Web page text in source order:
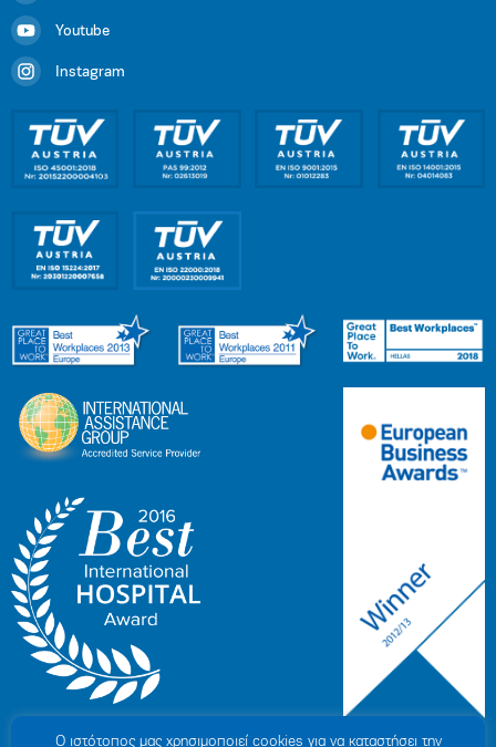
Youtube
Instagram
Ο ιστότοπoς μας χρησιμοποιεί cookies για να καταστήσει την